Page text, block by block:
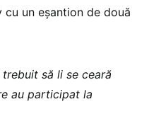
un eșantion de două
să li se ceară
au participat la